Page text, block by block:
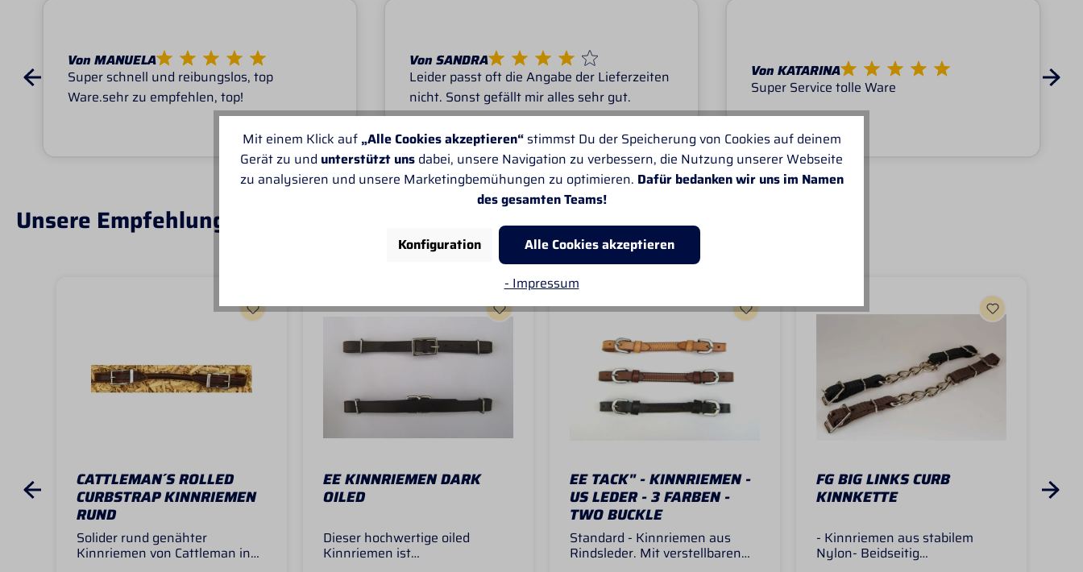
Von MANUELA
Super schnell und reibungslos, top
Ware.sehr zu empfehlen, top!
Von SANDRA
Leider passt oft die Angabe der Lieferzeiten
nicht. Sonst gefällt mir alles sehr gut.
Von KATARINA
Super Service tolle Ware
Unsere Empfehlungen
CATTLEMAN´S ROLLED
CURBSTRAP KINNRIEMEN
RUND
Solider rund genähter
Kinnriemen von Cattleman in
EE KINNRIEMEN DARK
OILED
Dieser hochwertige oiled
Kinnriemen ist
EE TACK" - KINNRIEMEN -
US LEDER - 3 FARBEN -
TWO BUCKLE
Standard - Kinnriemen aus
Rindsleder. Mit verstellbaren
FG BIG LINKS CURB
KINNKETTE
- Kinnriemen aus stabilem
Nylon- Beidseitig
Mit einem Klick auf „Alle Cookies akzeptieren“stimmst Du der Speicherung von Cookies auf deinem
Gerät zu und unterstützt uns dabei, unsere Navigation zu verbessern, die Nutzung unserer Webseite
zu analysieren und unsere Marketingbemühungen zu optimieren. Dafür bedanken wir uns im Namen
des gesamten Teams!
Konfiguration
Alle Cookies akzeptieren
- Impressum